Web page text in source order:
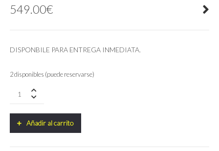
549.00€
DISPONBILE PARA ENTREGA INMEDIATA.
2 disponibles (puede reservarse)
Wahoo
Añadir al carrito